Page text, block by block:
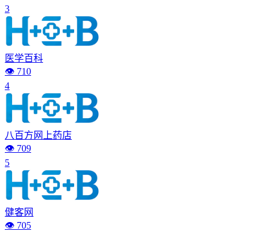
3
医学百科
👁️ 710
4
八百方网上药店
👁️ 709
5
健客网
👁️ 705